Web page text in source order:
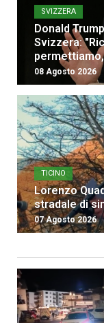
SVIZZERA
Donald
Svizzera:
08 Agosto 2026
TICINO
Lorenzo
stradale di
07 Agosto 2026